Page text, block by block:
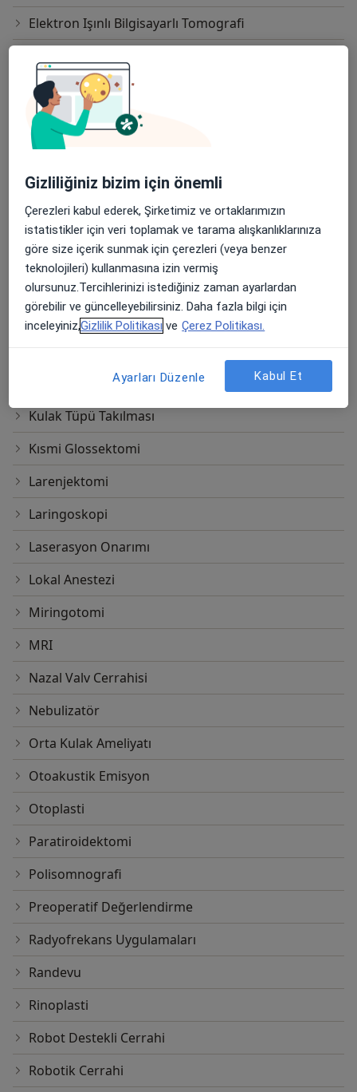
Elektron Işınlı Bilgisayarlı Tomografi
Endovasküler Embolizasyon
Enjeksiyon Im
Enjeksiyon Iv
Esd (Sedimantasyon)
Geniz Eti Ameliyatı
Glossektomi
Hemiglossektomi
Horlama Cerrahisi
Kulak Tüpü Takılması
Kısmi Glossektomi
Larenjektomi
Laringoskopi
Laserasyon Onarımı
Lokal Anestezi
Miringotomi
MRI
Nazal Valv Cerrahisi
Nebulizatör
Orta Kulak Ameliyatı
Otoakustik Emisyon
Otoplasti
Paratiroidektomi
Polisomnografi
Preoperatif Değerlendirme
Radyofrekans Uygulamaları
Randevu
Rinoplasti
Robot Destekli Cerrahi
Robotik Cerrahi
Gizliliğiniz bizim için önemli
Çerezleri kabul ederek, Şirketimiz ve ortaklarımızın
istatistikler için veri toplamak ve tarama alışkanlıklarınıza
göre size içerik sunmak için çerezleri (veya benzer
teknolojileri) kullanmasına izin vermiş
olursunuz.Tercihlerinizi istediğiniz zaman ayarlardan
görebilir ve güncelleyebilirsiniz. Daha fazla bilgi için
inceleyiniz,Gizlilik Politikası ve Çerez Politikası.
Ayarları Düzenle Kabul Et